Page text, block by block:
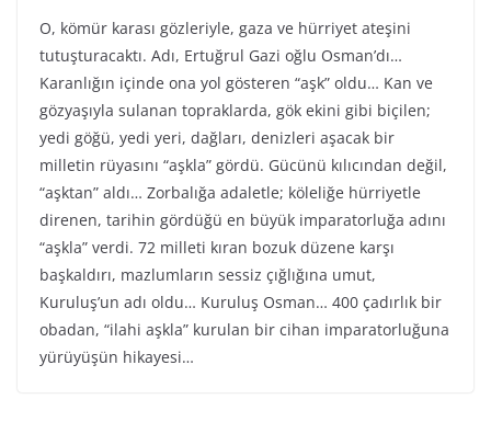
O, kömür karası gözleriyle, gaza ve hürriyet ateşini
tutuşturacaktı. Adı, Ertuğrul Gazi oğlu Osman’dı…
Karanlığın içinde ona yol gösteren “aşk” oldu… Kan ve
gözyaşıyla sulanan topraklarda, gök ekini gibi biçilen;
yedi göğü, yedi yeri, dağları, denizleri aşacak bir
milletin rüyasını “aşkla” gördü. Gücünü kılıcından değil,
“aşktan” aldı… Zorbalığa adaletle; köleliğe hürriyetle
direnen, tarihin gördüğü en büyük imparatorluğa adını
“aşkla” verdi. 72 milleti kıran bozuk düzene karşı
başkaldırı, mazlumların sessiz çığlığına umut,
Kuruluş’un adı oldu… Kuruluş Osman… 400 çadırlık bir
obadan, “ilahi aşkla” kurulan bir cihan imparatorluğuna
yürüyüşün hikayesi…